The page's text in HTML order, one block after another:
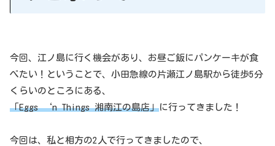
今回、江ノ島に行く機会があり、お昼ご飯にパンケーキが食
べたい！ということで、小田急線の片瀬江ノ島駅から徒歩5分
くらいのところにある、
「Eggs ‘n Things 湘南江の島店」に行ってきました！
今回は、私と相方の2人で行ってきましたので、